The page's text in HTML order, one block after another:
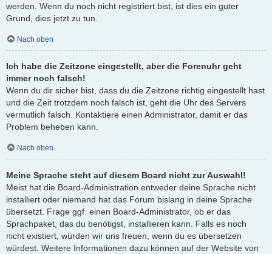
werden. Wenn du noch nicht registriert bist, ist dies ein guter
Grund, dies jetzt zu tun.
Nach oben
Ich habe die Zeitzone eingestellt, aber die Forenuhr geht
immer noch falsch!
Wenn du dir sicher bist, dass du die Zeitzone richtig eingestellt hast
und die Zeit trotzdem noch falsch ist, geht die Uhr des Servers
vermutlich falsch. Kontaktiere einen Administrator, damit er das
Problem beheben kann.
Nach oben
Meine Sprache steht auf diesem Board nicht zur Auswahl!
Meist hat die Board-Administration entweder deine Sprache nicht
installiert oder niemand hat das Forum bislang in deine Sprache
übersetzt. Frage ggf. einen Board-Administrator, ob er das
Sprachpaket, das du benötigst, installieren kann. Falls es noch
nicht existiert, würden wir uns freuen, wenn du es übersetzen
würdest. Weitere Informationen dazu können auf der Website von